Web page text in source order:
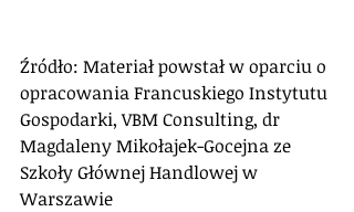
Źródło: Materiał powstał w oparciu o
opracowania Francuskiego Instytutu
Gospodarki, VBM Consulting, dr
Magdaleny Mikołajek-Gocejna ze
Szkoły Głównej Handlowej w
Warszawie